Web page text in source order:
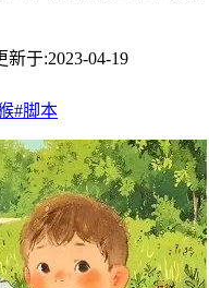
新于:2023-04-19
#脚本